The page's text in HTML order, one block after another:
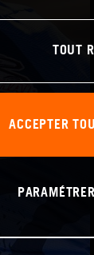
TOUT
ACCEPTER